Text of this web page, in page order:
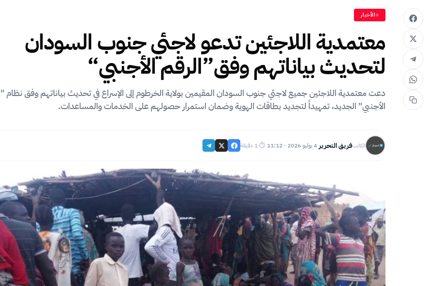
الأخبار
معتمدية اللاجئين تدعو لاجئي جنوب السودان
لتحديث بياناتهم وفق”الرقم الأجنبي“
دعت معتمدية اللاجئين جميع لاجئي جنوب السودان المقيمين بولاية الخرطوم إلى الإسراع في تحديث بياناتهم وفق نظام
الأجنبي" الجديد، تمهيداً لتجديد بطاقات الهوية وضمان استمرار حصولهم على الخدمات والمساعدات.
الكاتبفريق التحرير·4 يوليو 2026 · 11:12 ·⏱ 1 دقيقة